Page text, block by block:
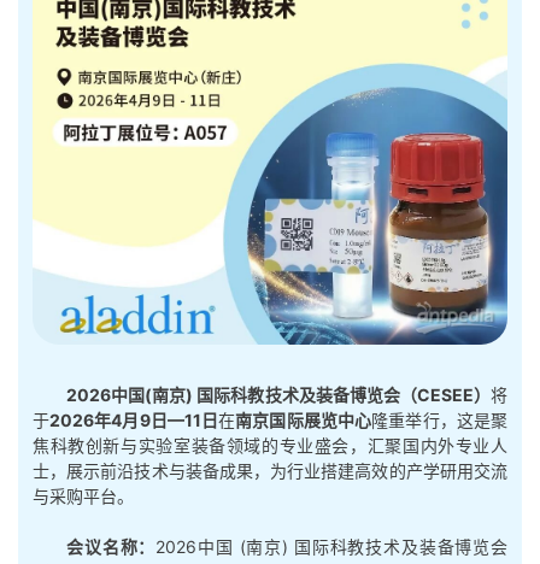
2026中国(南京) 国际科教技术及装备博览会（CESEE） 将
于2026年4月9日—11日在南京国际展览中心隆重举行，这是聚
焦科教创新与实验室装备领域的专业盛会，汇聚国内外专业人
士，展示前沿技术与装备成果，为行业搭建高效的产学研用交流
与采购平台。
会议名称： 2026中国 (南京) 国际科教技术及装备博览会